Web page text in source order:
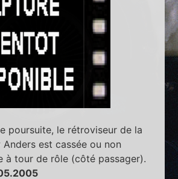
poursuite, le rétroviseur de la
est cassée ou non
à tour de rôle (côté passager).